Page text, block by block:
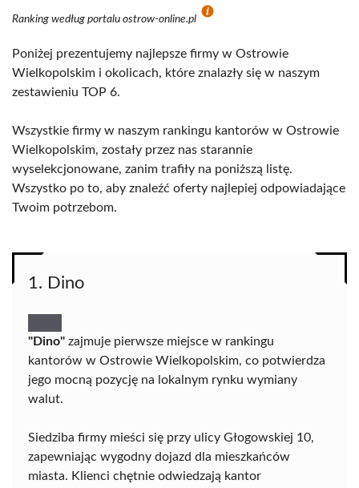
Ranking według portalu ostrow-online.pl
Poniżej prezentujemy najlepsze firmy w Ostrowie
Wielkopolskim i okolicach, które znalazły się w naszym
zestawieniu TOP 6.
Wszystkie firmy w naszym rankingu kantorów w Ostrowie
Wielkopolskim, zostały przez nas starannie
wyselekcjonowane, zanim trafiły na poniższą listę.
Wszystko po to, aby znaleźć oferty najlepiej odpowiadające
Twoim potrzebom.
1. Dino
"Dino" zajmuje pierwsze miejsce w rankingu
kantorów w Ostrowie Wielkopolskim, co potwierdza
jego mocną pozycję na lokalnym rynku wymiany
walut.
Siedziba firmy mieści się przy ulicy Głogowskiej 10,
zapewniając wygodny dojazd dla mieszkańców
miasta. Klienci chętnie odwiedzają kantor